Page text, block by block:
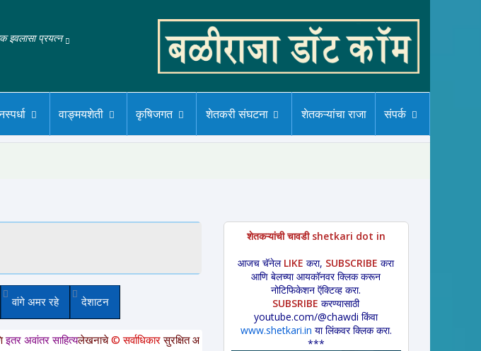
इवलासा प्रयत्न
वाङ्मयशेती कृषिजगत शेतकरी संघटना शेतकऱ्यांचा राजा संपर्क
वांगे अमर रहे देशाटन
लेखनाचे© सर्वाधिकारसुरक्षित आहेत. या साईटवरचे साहित्य इतरांना पाठवायचे असल्यास कृपया साईटचा पत्ता इतरांना कळवावा
शेतकऱ्यांची चावडी shetkari dot in
आजच चॅनेल LIKE करा, SUBSCRIBE करा
आणि बेलच्या आयकॉनवर क्लिक करून
नोटिफिकेशन ऍक्टिव्ह करा.
SUBSRIBE करण्यासाठी
youtube.com/@chawdi किंवा
www.shetkari.in या लिंकवर क्लिक करा.
***